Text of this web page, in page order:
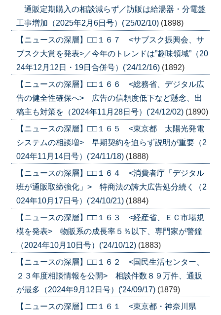
通販定期購入の相談減らず／訪販は給湯器・分電盤
工事増加（2025年2月6日号）('25/02/10) (1898)
【ニュースの深層】□□１６７ <サブスク振興会、サ
ブスク大賞を発表>／今年のトレンドは”趣味領域”（20
24年12月12日・19日合併号）('24/12/16) (1892)
【ニュースの深層】□□１６６ <総務省、デジタル広
告の健全性確保へ> 広告の信頼度低下など懸念、出
稿主も対策を（2024年11月28日号）('24/12/02) (1890)
【ニュースの深層】□□１６５ <東京都 太陽光発電
システムの相談増> 早期契約を迫らず説明が重要（2
024年11月14日号）('24/11/18) (1888)
【ニュースの深層】□□１６４ <消費者庁「デジタル
班が通販取締強化」> 特商法の誇大広告処分続く（2
024年10月17日号）('24/10/21) (1884)
【ニュースの深層】□□１６３ <経産省、ＥＣ市場規
模を発表> 物販系の成長率５％以下、専門家が警鐘
（2024年10月10日号）('24/10/12) (1883)
【ニュースの深層】□□１６２ <国民生活センター、
２３年度相談情報を公開> 相談件数８９万件、通販
が最多（2024年9月12日号）('24/09/17) (1879)
【ニュースの深層】□□１６１ <東京都・神奈川県